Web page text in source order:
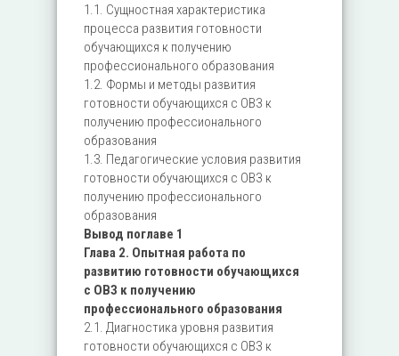
1.1. Сущностная характеристика
процесса развития готовности
обучающихся к получению
профессионального образования
1.2. Формы и методы развития
готовности обучающихся с ОВЗ к
получению профессионального
образования
1.3. Педагогические условия развития
готовности обучающихся с ОВЗ к
получению профессионального
образования
Вывод поглаве 1
Глава 2. Опытная работа по
развитию готовности обучающихся
с ОВЗ к получению
профессионального образования
2.1. Диагностика уровня развития
готовности обучающихся с ОВЗ к